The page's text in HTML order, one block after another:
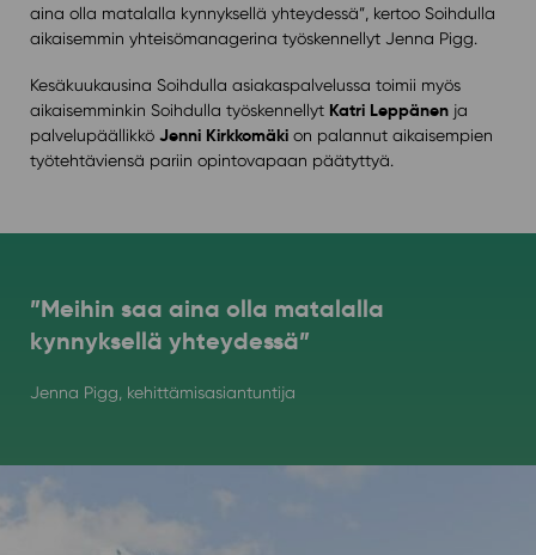
aina olla matalalla kynnyksellä yhteydessä”, kertoo Soihdulla
aikaisemmin yhteisömanagerina työskennellyt Jenna Pigg.
Kesäkuukausina Soihdulla asiakaspalvelussa toimii myös
aikaisemminkin Soihdulla työskennellyt Katri Leppänenja
palvelupäällikkö Jenni Kirkkomäkion palannut aikaisempien
työtehtäviensä pariin opintovapaan päätyttyä.
”Meihin saa aina olla matalalla
kynnyksellä yhteydessä”
Jenna Pigg, kehittämisasiantuntija